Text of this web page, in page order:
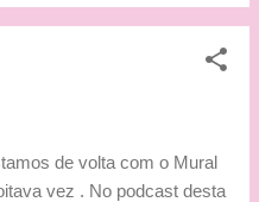
Em 2005 chegou a ser
se inteiramente a recém
com a Williams para ser
Lu
de volta com o Mural
vez . No podcast desta